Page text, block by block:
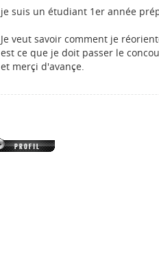
je suis un étudiant 1er année
Je veut savoir comment je
est ce que je doit passer le
et merçi d'avançe.